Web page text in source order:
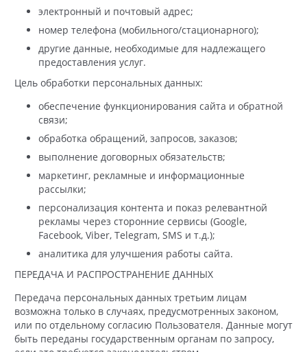
электронный и почтовый адрес;
номер телефона (мобильного/стационарного);
другие данные, необходимые для надлежащего
предоставления услуг.
Цель обработки персональных данных:
обеспечение функционирования сайта и обратной
связи;
обработка обращений, запросов, заказов;
выполнение договорных обязательств;
маркетинг, рекламные и информационные
рассылки;
персонализация контента и показ релевантной
рекламы через сторонние сервисы (Google,
Facebook, Viber, Telegram, SMS и т.д.);
аналитика для улучшения работы сайта.
ПЕРЕДАЧА И РАСПРОСТРАНЕНИЕ ДАННЫХ
Передача персональных данных третьим лицам
возможна только в случаях, предусмотренных законом,
или по отдельному согласию Пользователя. Данные могут
быть переданы государственным органам по запросу,